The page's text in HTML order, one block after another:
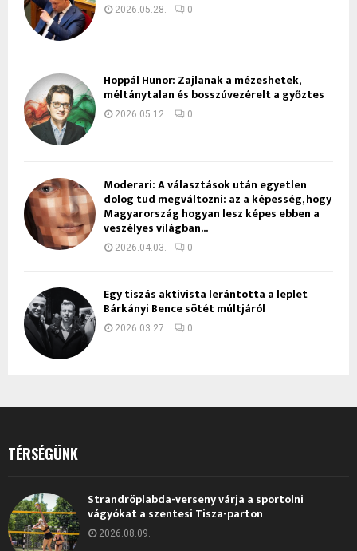
2026.05.28. 0
Hoppál Hunor: Zajlanak a mézeshetek,
méltánytalan és bosszúvezérelt a győztes
2026.05.12. 0
Moderari: A választások után egyetlen
dolog tud megváltozni: az a képesség, hogy
Magyarország hogyan lesz képes ebben a
veszélyes világban...
2026.04.03. 0
Egy tiszás aktivista lerántotta a leplet
Bárkányi Bence sötét múltjáról
2026.03.27. 0
TÉRSÉGÜNK
Strandröplabda-verseny várja a sportolni
vágyókat a szentesi Tisza-parton
2026.08.09.